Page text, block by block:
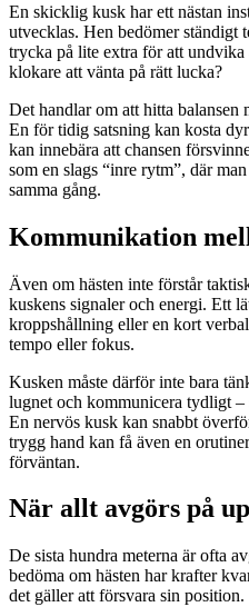
En skicklig kusk har ett nästan
utvecklas. Hen bedömer ständigt
trycka på lite extra för att
klokare att vänta på rätt lucka?
Det handlar om att hitta balansen
En för tidig satsning kan kosta
kan innebära att chansen
som en slags “inre rytm”, där
samma gång.
Kommunikation
Även om hästen inte förstår
kuskens signaler och energi. Ett
kroppshållning eller en kort
tempo eller fokus.
Kusken måste därför inte bara
lugnet och kommunicera tydligt
En nervös kusk kan snabbt
trygg hand kan få även en
förväntan.
När allt avgörs på
De sista hundra meterna är ofta
bedöma om hästen har krafter
det gäller att försvara sin position.